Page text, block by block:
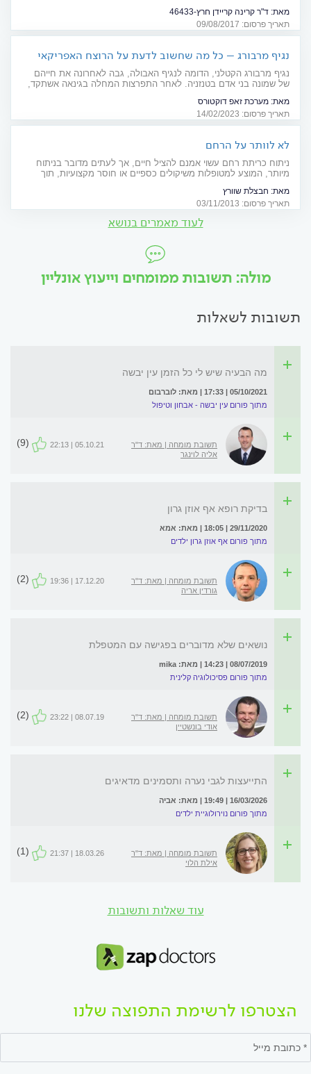
מאת: ד"ר קרינה קריידן חרץ-46433
תאריך פרסום: 09/08/2017
נגיף מרבורג – כל מה שחשוב לדעת על הרוצח האפריקאי
נגיף מרבורג הקטלני, הדומה לנגיף האבולה, גבה לאחרונה את חייהם
של שמונה בני אדם בטנזניה. לאחר התפרצות המחלה בגינאה אשתקד,
שכנות. האם יש חשש למגיפה חדשה?
מאת: מערכת זאפ דוקטורס
תאריך פרסום: 14/02/2023
לא לוותר על הרחם
ניתוח כריתת רחם עשוי אמנם להציל חיים, אך לעתים מדובר בניתוח
מיותר, המוצע למטופלות משיקולים כספיים או חוסר מקצועיות, תוך
מאת: חבצלת שוורץ
תאריך פרסום: 03/11/2013
לעוד מאמרים בנושא
מולה: תשובות ממומחים וייעוץ אונליין
תשובות לשאלות
מה הבעיה שיש לי כל הזמן עין יבשה
05/10/2021 | 17:33 | מאת: לוברבום
מתוך פורום עין יבשה - אבחון וטיפול
תשובת מומחה | מאת: ד"ר
אליה לוינגר
05.10.21 | 22:13
(9)
בדיקת רופא אף אוזן גרון
29/11/2020 | 18:05 | מאת: אמא
מתוך פורום אף אוזן גרון ילדים
תשובת מומחה | מאת: ד"ר
גורדין אריה
17.12.20 | 19:36
(2)
נושאים שלא מדוברים בפגישה עם המטפלת
08/07/2019 | 14:23 | מאת: mika
מתוך פורום פסיכולוגיה קלינית
תשובת מומחה | מאת: ד"ר
אודי בונשטיין
08.07.19 | 23:22
(2)
התייעצות לגבי נערה ותסמינים מדאיגים
16/03/2026 | 19:49 | מאת: אביה
מתוך פורום נוירולוגיית ילדים
תשובת מומחה | מאת: ד"ר
אילת הלוי
18.03.26 | 21:37
(1)
עוד שאלות ותשובות
הצטרפו לרשימת התפוצה שלנו